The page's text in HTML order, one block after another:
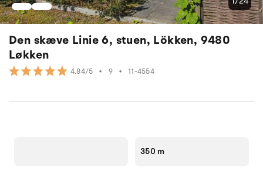
Den skæve Linie 6, stuen, Lökken, 9480
Løkken
4.84/5 • 9 • 11-4554
350 m